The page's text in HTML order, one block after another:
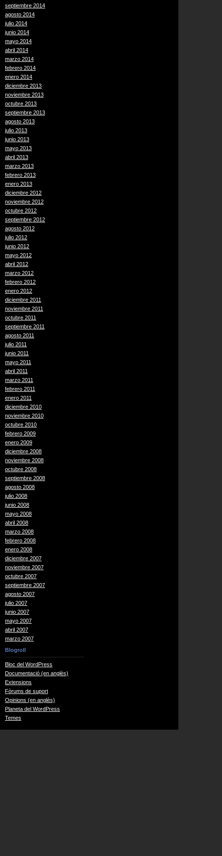
septiembre 2014
agosto 2014
julio 2014
junio 2014
mayo 2014
abril 2014
marzo 2014
febrero 2014
enero 2014
diciembre 2013
noviembre 2013
octubre 2013
septiembre 2013
agosto 2013
julio 2013
junio 2013
mayo 2013
abril 2013
marzo 2013
febrero 2013
enero 2013
diciembre 2012
noviembre 2012
octubre 2012
septiembre 2012
agosto 2012
julio 2012
junio 2012
mayo 2012
abril 2012
marzo 2012
febrero 2012
enero 2012
diciembre 2011
noviembre 2011
octubre 2011
septiembre 2011
agosto 2011
julio 2011
junio 2011
mayo 2011
abril 2011
marzo 2011
febrero 2011
enero 2011
diciembre 2010
noviembre 2010
octubre 2010
febrero 2009
enero 2009
diciembre 2008
noviembre 2008
octubre 2008
septiembre 2008
agosto 2008
julio 2008
junio 2008
mayo 2008
abril 2008
marzo 2008
febrero 2008
enero 2008
diciembre 2007
noviembre 2007
octubre 2007
septiembre 2007
agosto 2007
julio 2007
junio 2007
mayo 2007
abril 2007
marzo 2007
Blogroll
Bloc del WordPress
Documentació (en anglès)
Extensions
Fòrums de suport
Opinions (en anglès)
Planeta del WordPress
Temes